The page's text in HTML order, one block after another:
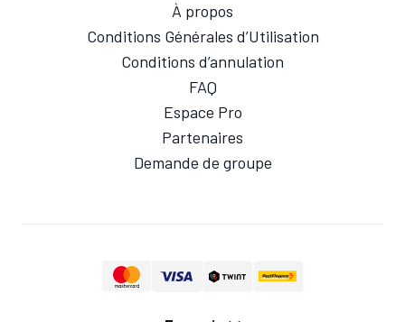
À propos
Conditions Générales d’Utilisation
Conditions d’annulation
FAQ
Espace Pro
Partenaires
Demande de groupe